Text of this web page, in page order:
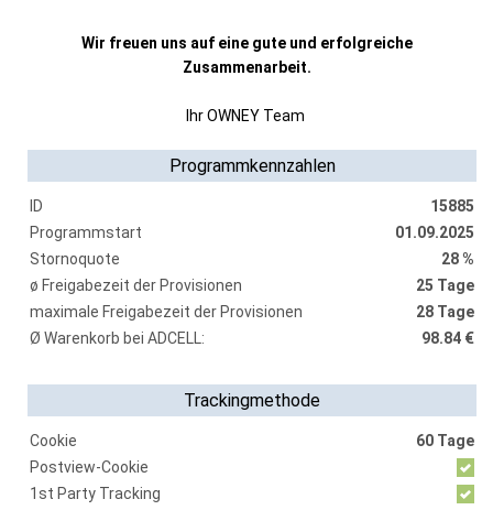
Wir freuen uns auf eine gute und erfolgreiche
Zusammenarbeit.
Ihr OWNEY Team
Programmkennzahlen
ID
15885
Programmstart
01.09.2025
Stornoquote
28 %
ø Freigabezeit der Provisionen
25 Tage
maximale Freigabezeit der Provisionen
28 Tage
Ø Warenkorb bei ADCELL:
98.84 €
Trackingmethode
Cookie
60 Tage
Postview-Cookie
1st Party Tracking